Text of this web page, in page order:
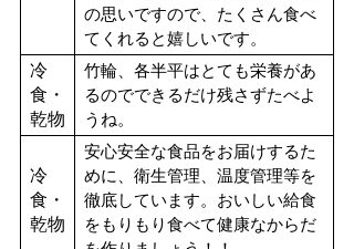
の思いですので、たくさん食べ
てくれると嬉しいです。
冷
食・
乾物
竹輪、各半平はとても栄養があ
るのでできるだけ残さずたべよ
うね。
冷
食・
乾物
安心安全な食品をお届けするた
めに、衛生管理、温度管理等を
徹底しています。おいしい給食
をもりもり食べて健康なからだ